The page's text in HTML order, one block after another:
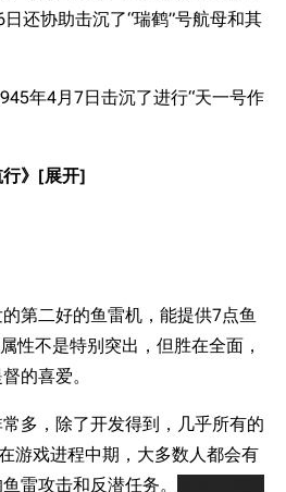
入门
角色与游戏技
资料
计算
按编号
按国籍
舰娘获得方式
还协助击沉了“瑞鹤”号航母和其
年4月7日击沉了进行“天一号作
》
第二好的鱼雷机，能提供7点鱼
性不是特别突出，但胜在全面，
的喜爱。
多，除了开发得到，几乎所有的
游戏进程中期，大多数人都会有
雷攻击和反潜任务。